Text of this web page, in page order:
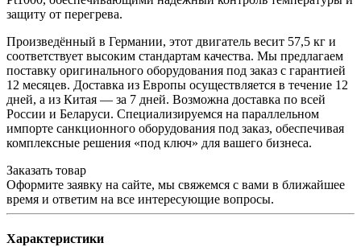
защиту от перегрева.
Произведённый в Германии, этот двигатель весит 57,5 кг и
соответствует высоким стандартам качества. Мы предлагаем
поставку оригинального оборудования под заказ с гарантией
12 месяцев. Доставка из Европы осуществляется в течение 12
дней, а из Китая — за 7 дней. Возможна доставка по всей
России и Беларуси. Специализируемся на параллельном
импорте санкционного оборудования под заказ, обеспечивая
комплексные решения «под ключ» для вашего бизнеса.
Заказать товар
Оформите заявку на сайте, мы свяжемся с вами в ближайшее
время и ответим на все интересующие вопросы.
Характеристики